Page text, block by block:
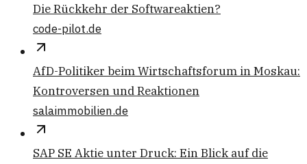
Die Rückkehr der Softwareaktien?
code-pilot.de
AfD-Politiker beim Wirtschaftsforum in Moskau:
Kontroversen und Reaktionen
salaimmobilien.de
SAP SE Aktie unter Druck: Ein Blick auf die